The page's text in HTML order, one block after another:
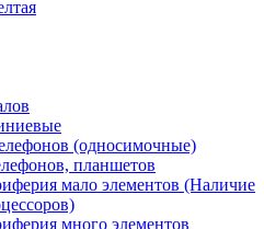
(односимочные)
планшетов
мало элементов (Наличие
много элементов